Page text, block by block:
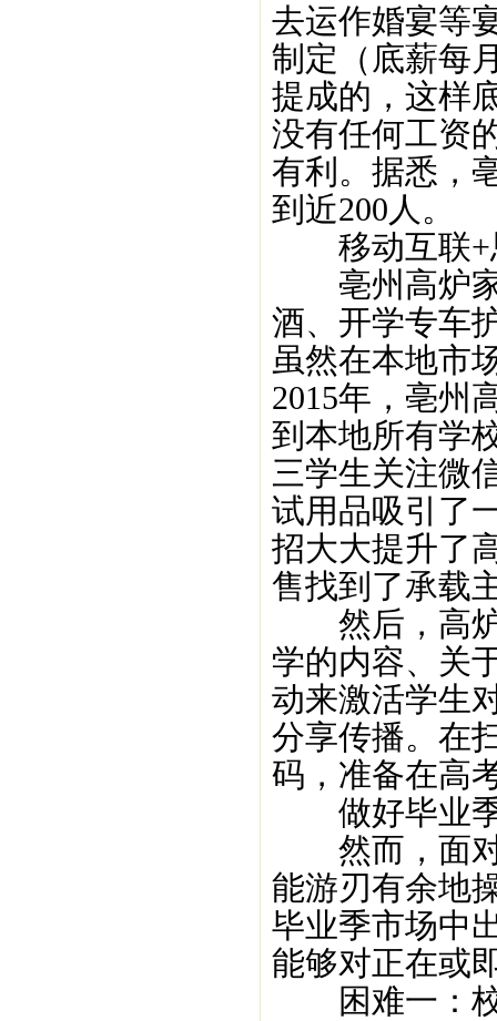
去运作婚宴等
制定（底薪每
提成的，这样
没有任何工资
有利。据悉，
到近200人。
移动互联+
亳州高炉家
酒、开学专车
虽然在本地市
2015年，亳州
到本地所有学
三学生关注微
试用品吸引了
招大大提升了
售找到了承载
然后，高炉
学的内容、关
动来激活学生
分享传播。在
码，准备在高
做好毕业季
然而，面对
能游刃有余地
毕业季市场中
能够对正在或
困难一：校